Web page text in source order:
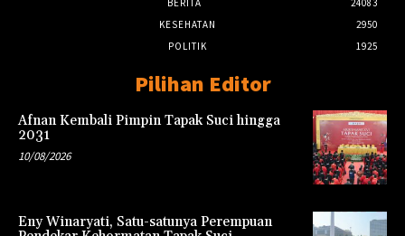
BERITA
24083
KESEHATAN
2950
POLITIK
1925
Pilihan Editor
Afnan Kembali Pimpin Tapak Suci hingga
2031
10/08/2026
Eny Winaryati, Satu-satunya Perempuan